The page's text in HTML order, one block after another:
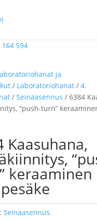
594
ja
/ Laboratoriohanat/ 4.
/ Seinäasennus / 6384
“push-turn”
Kaasuhana,
keraaminen
Seinäasennus